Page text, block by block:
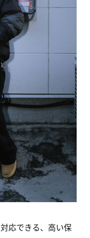
応できる、高い保